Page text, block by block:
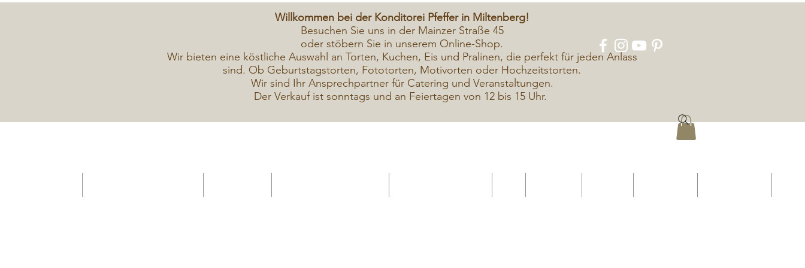
Willkommen bei der Konditorei Pfeffer in Miltenberg!
Besuchen Sie uns in der Mainzer Straße 45
oder stöbern Sie in unserem Online-Shop.
Wir bieten eine köstliche Auswahl an Torten, Kuchen, Eis und Pralinen, die perfekt für jeden Anlass
sind. Ob Geburtstagstorten, Fototorten, Motivorten oder Hochzeitstorten.
Wir sind Ihr Ansprechpartner für Catering und Veranstaltungen.
Der Verkauf ist sonntags und an Feiertagen von 12 bis 15 Uhr.